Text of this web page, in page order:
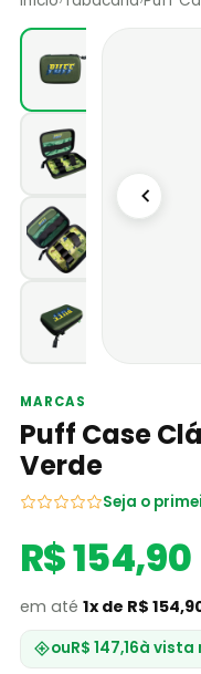
MARCAS
Puff Case
Verde
Seja o
R$ 154,90
em até 1x de R$
ouR$ 147,16à vista